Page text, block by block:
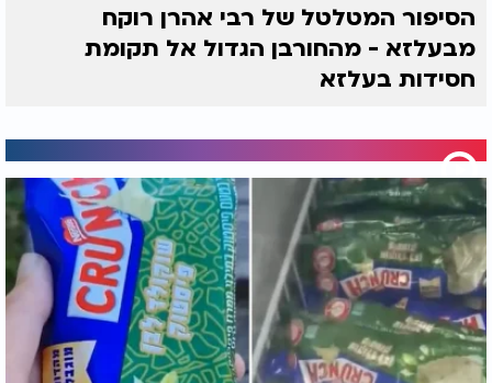
הסיפור המטלטל של רבי אהרן רוקח
מבעלזא - מהחורבן הגדול אל תקומת
חסידות בעלזא